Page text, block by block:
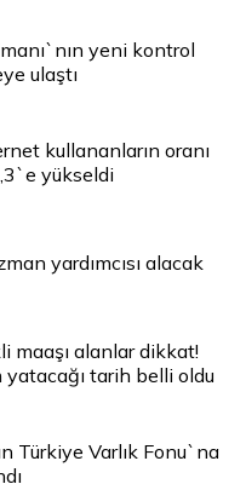
yeni kontrol
ulaştı
kullananların oranı
yükseldi
yardımcısı alacak
maaşı alanlar dikkat!
yatacağı tarih belli oldu
Türkiye Varlık Fonu`na